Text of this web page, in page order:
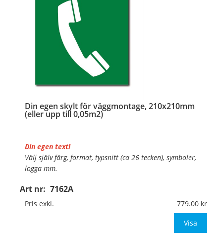
Din egen skylt för väggmontage, 210x210mm
(eller upp till 0,05m2)
Art nr: 7162A
Din egen text!
Välj själv färg, format, typsnitt (ca 26 tecken), symboler,
logga mm.
Material:Plan aluminium, 0,7mm (väggmontage)
Mått:210x210mm (eller annat mått upp till 0,05m²)
Pris exkl. 779.00
Visa